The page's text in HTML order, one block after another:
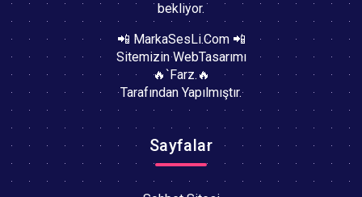
bekliyor.
📲 MarkaSesLi.Com 📲
Sitemizin WebTasarımı
🔥`Farz.🔥
Tarafından Yapılmıştır.
Sayfalar